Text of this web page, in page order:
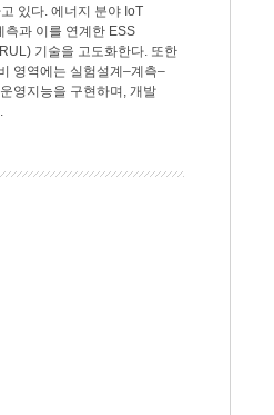
있다. 에너지 분야 IoT
측과 이를 연계한 ESS
기술을 고도화한다. 또한
영역에는 실험설계–계측–
영지능을 구현하며, 개발